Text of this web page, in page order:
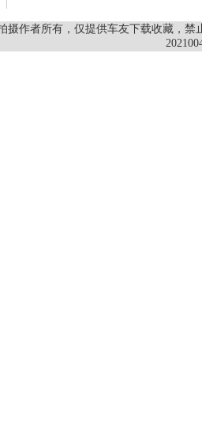
摄作者所有，仅提供车友下载收藏，